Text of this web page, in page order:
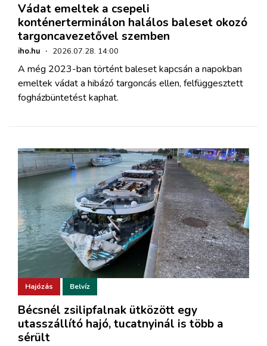
Vádat emeltek a csepeli
konténerterminálon halálos baleset okozó
targoncavezetővel szemben
iho.hu · 2026.07.28. 14:00
A még 2023-ban történt baleset kapcsán a napokban
emeltek vádat a hibázó targoncás ellen, felfüggesztett
fogházbüntetést kaphat.
Hajózás Belvíz
Bécsnél zsilipfalnak ütközött egy
utasszállító hajó, tucatnyinál is több a
sérült